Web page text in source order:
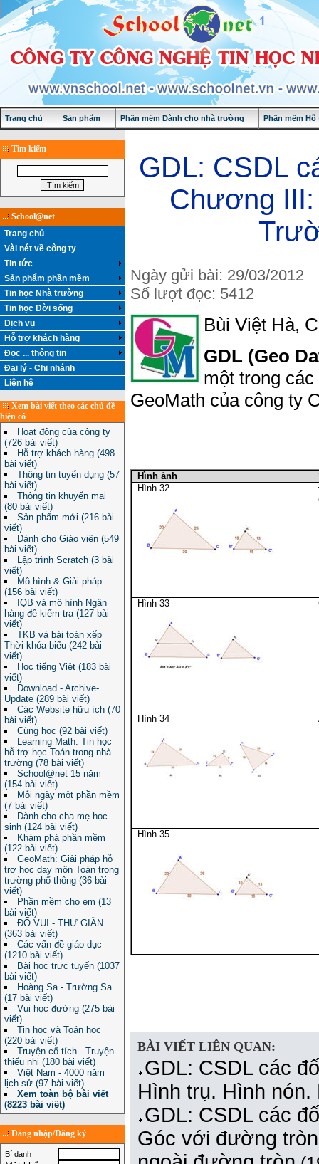
Trang chủ Sản phẩm Phần mềm Dành cho nhà trường Phần mềm
Tìm kiếm
School@net
Trang chủ
Vài nét về công ty
Tin tức
Sản phẩm phần mềm
Tin học Nhà trường
Tin học Đời sống
Dịch vụ
Hỗ trợ khách hàng
Đọc ... thông tin
Đại lý - Chi nhánh
Liên hệ
Xem bài viết theo các chủ đề
hiện có
Hoạt động của công ty
(726 bài viết)
Hỗ trợ khách hàng (498
bài viết)
Thông tin tuyển dụng (57
bài viết)
Thông tin khuyến mại
(80 bài viết)
Sản phẩm mới (216 bài
viết)
Dành cho Giáo viên (549
bài viết)
Lập trình Scratch (3 bài
viết)
Mô hình & Giải pháp
(156 bài viết)
IQB và mô hình Ngân
hàng đề kiểm tra (127 bài
viết)
TKB và bài toán xếp
Thời khóa biểu (242 bài
viết)
Học tiếng Việt (183 bài
viết)
Download - Archive-
Update (289 bài viết)
Các Website hữu ích (70
bài viết)
Cùng học (92 bài viết)
Learning Math: Tin học
hỗ trợ học Toán trong nhà
trường (78 bài viết)
School@net 15 năm
(154 bài viết)
Mỗi ngày một phần mềm
(7 bài viết)
Dành cho cha mẹ học
sinh (124 bài viết)
Khám phá phần mềm
(122 bài viết)
GeoMath: Giải pháp hỗ
trợ học dạy môn Toán trong
trường phổ thông (36 bài
viết)
Phần mềm cho em (13
bài viết)
ĐỐ VUI - THƯ GIÃN
(363 bài viết)
Các vấn đề giáo dục
(1210 bài viết)
Bài học trực tuyến (1037
bài viết)
Hoàng Sa - Trường Sa
(17 bài viết)
Vui học đường (275 bài
viết)
Tin học và Toán học
(220 bài viết)
Truyện cổ tích - Truyện
thiếu nhi (180 bài viết)
Việt Nam - 4000 năm
lịch sử (97 bài viết)
Xem toàn bộ bài viết
(8223 bài viết)
Đăng nhập/Đăng ký
Bí danh
GDL: CSDL
Chương III:
Ngày gửi bài: 29/03/2012
Số lượt đọc: 5412
Bùi Việt Hà,
GDL (Geo
một trong
GeoMath của công ty
Hình ảnh
Hình 32
Hình 33
Hình 34
Hình 35
BÀI VIẾT LIÊN QUAN:
GDL: CSDL các
Hình trụ. Hình
GDL: CSDL các
Góc với đường